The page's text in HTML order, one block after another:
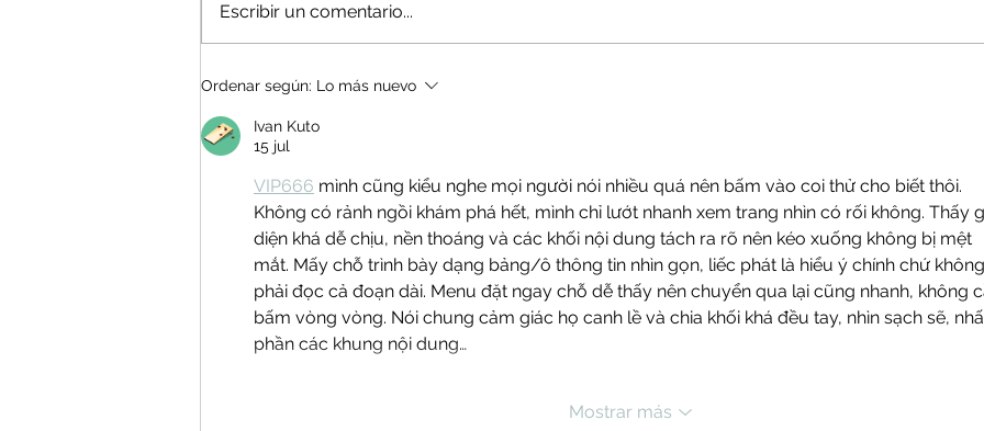
Me dañaron el cabello
de
Escribir un comentario...
Ordenar según: Lo más nuevo
Ivan Kuto
15 jul
VIP666 mình cũng kiểu nghe mọi người nói nhiều quá nên bấm vào coi thử cho biết thôi.
Không có rảnh ngồi khám phá hết, mình chỉ lướt nhanh xem trang nhìn có rối không. Thấy
diện khá dễ chịu, nền thoáng và các khối nội dung tách ra rõ nên kéo xuống không bị mệt
mắt. Mấy chỗ trình bày dạng bảng/ô thông tin nhìn gọn, liếc phát là hiểu ý chính chứ không
phải đọc cả đoạn dài. Menu đặt ngay chỗ dễ thấy nên chuyển qua lại cũng nhanh, không
bấm vòng vòng. Nói chung cảm giác họ canh lề và chia khối khá đều tay, nhìn sạch sẽ,
phần các khung nội dung…
Mostrar más